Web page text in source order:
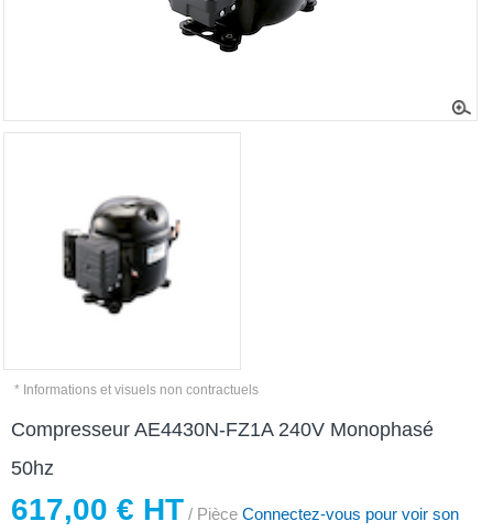
* Informations et visuels non contractuels
Compresseur AE4430N-FZ1A 240V Monophasé
50hz
617,00 € HT / Pièce Connectez-vous pour voir son